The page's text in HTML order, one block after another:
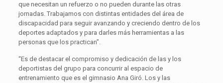
que necesitan un refuerzo o no pueden durante las otras
jornadas. Trabajamos con distintas entidades del área de
discapacidad para seguir avanzando y creciendo dentro de los
deportes adaptados y para darles más herramientas a las
personas que los practican”.
“Es de destacar el compromiso y dedicación de las y los
deportistas del grupo para concurrir al espacio de
entrenamiento que es el gimnasio Ana Giró. Los y las